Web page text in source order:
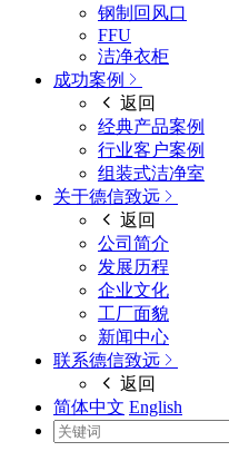
钢制回风口
FFU
洁净衣柜
成功案例
返回
经典产品案例
行业客户案例
组装式洁净室
关于德信致远
返回
公司简介
发展历程
企业文化
工厂面貌
新闻中心
联系德信致远
返回
简体中文 English